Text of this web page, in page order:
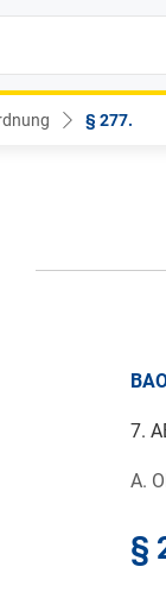
§ 277.
7.
A.
§